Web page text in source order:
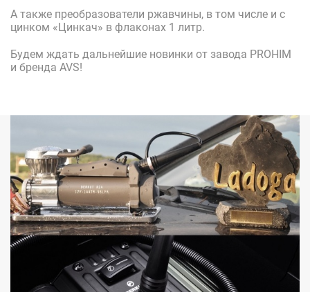
А также преобразователи ржавчины, в том числе и с
цинком «Цинкач» в флаконах 1 литр.
Будем ждать дальнейшие новинки от завода PROHIM
и бренда AVS!